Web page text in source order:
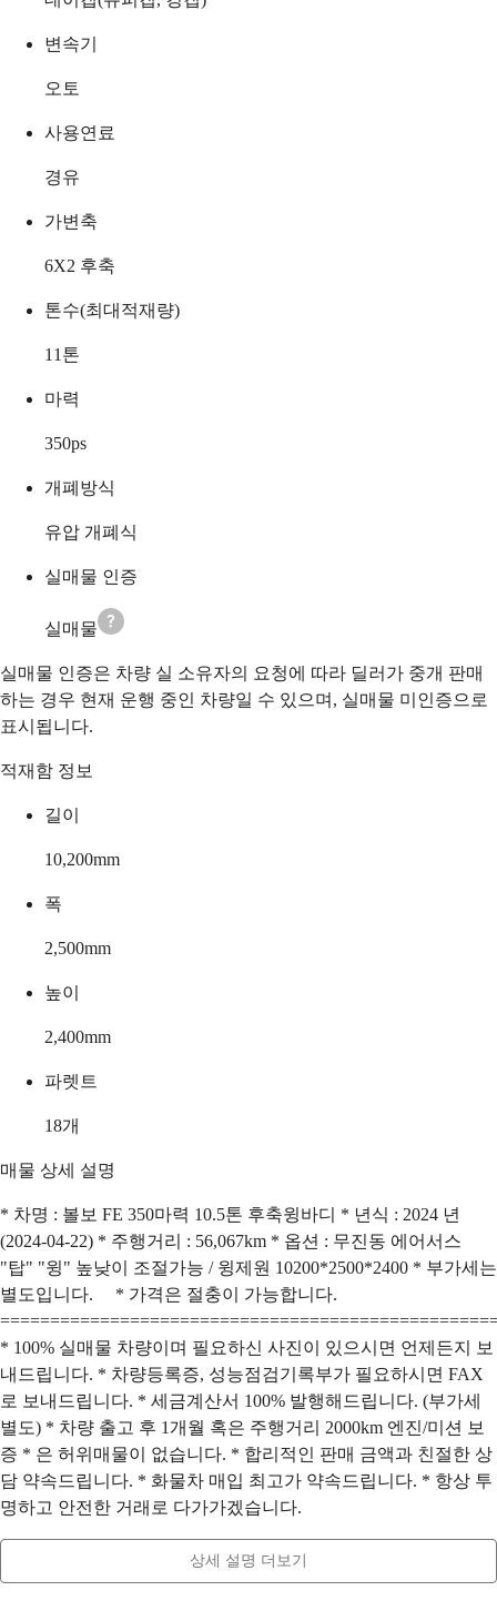
변속기
오토
사용연료
경유
가변축
6X2 후축
톤수(최대적재량)
11 톤
마력
350ps
개폐방식
유압 개폐식
실매물 인증
실매물
실매물 인증은 차량 실 소유자의 요청에 따라 딜러가 중개 판매
하는 경우 현재 운행 중인 차량일 수 있으며, 실매물 미인증으로
표시됩니다.
적재함 정보
길이
10,200mm
폭
2,500mm
높이
2,400mm
파렛트
18개
매물 상세 설명
* 차명 : 볼보 FE 350마력 10.5톤 후축윙바디 * 년식 : 2024 년
(2024-04-22) * 주행거리 : 56,067km * 옵션 : 무진동 에어서스
"탑" "윙" 높낮이 조절가능 / 윙제원 10200*2500*2400 * 부가세는
별도입니다. * 가격은 절충이 가능합니다.
* 100% 실매물 차량이며 필요하신 사진이 있으시면 언제든지 보
내드립니다. * 차량등록증, 성능점검기록부가 필요하시면 FAX
로 보내드립니다. * 세금계산서 100% 발행해드립니다. (부가세
별도) * 차량 출고 후 1개월 혹은 주행거리 2000km 엔진/미션 보
증 * 은 허위매물이 없습니다. * 합리적인 판매 금액과 친절한 상
담 약속드립니다. * 화물차 매입 최고가 약속드립니다. * 항상 투
명하고 안전한 거래로 다가가겠습니다.
상세 설명 더보기